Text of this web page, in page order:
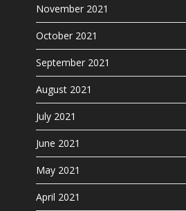
November 2021
October 2021
September 2021
August 2021
July 2021
June 2021
May 2021
April 2021